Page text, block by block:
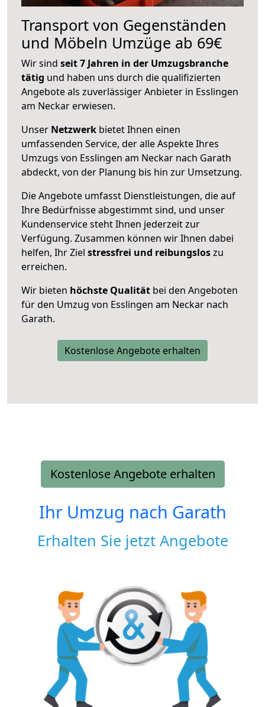
Transport von Gegenständen
und Möbeln Umzüge ab 69€
Wir sind seit 7 Jahren in der Umzugsbranche
tätig und haben uns durch die qualifizierten
Angebote als zuverlässiger Anbieter in Esslingen
am Neckar erwiesen.
Unser Netzwerk bietet Ihnen einen
umfassenden Service, der alle Aspekte Ihres
Umzugs von Esslingen am Neckar nach Garath
abdeckt, von der Planung bis hin zur Umsetzung.
Die Angebote umfasst Dienstleistungen, die auf
Ihre Bedürfnisse abgestimmt sind, und unser
Kundenservice steht Ihnen jederzeit zur
Verfügung. Zusammen können wir Ihnen dabei
helfen, Ihr Ziel stressfrei und reibungsloszu
erreichen.
Wir bieten höchste Qualität bei den Angeboten
für den Umzug von Esslingen am Neckar nach
Garath.
Kostenlose Angebote erhalten
Kostenlose Angebote erhalten
Ihr Umzug nach Garath
Erhalten Sie jetzt Angebote